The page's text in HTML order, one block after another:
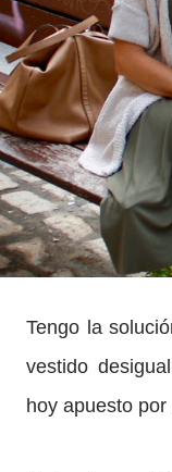
Tengo la
vestido
hoy apuesto